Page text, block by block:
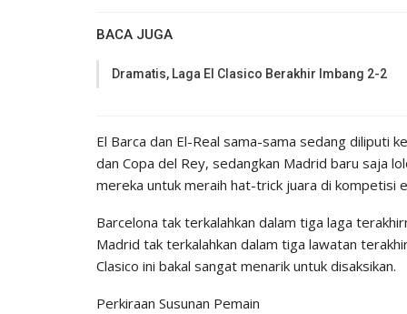
BACA JUGA
Dramatis, Laga El Clasico Berakhir Imbang 2-2
El Barca dan El-Real sama-sama sedang diliputi
dan Copa del Rey, sedangkan Madrid baru saja
mereka untuk meraih hat-trick juara di kompetisi
Barcelona tak terkalahkan dalam tiga laga
Madrid tak terkalahkan dalam tiga lawatan
Clasico ini bakal sangat menarik untuk disaksikan.
Perkiraan Susunan Pemain